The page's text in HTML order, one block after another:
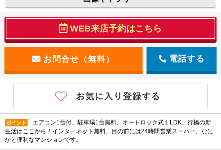
WEB来店予約はこちら
電話する
ポイント
エアコン1台付、駐車場1台無料、オートロック式１LDK、行橋の新
生活はここから！インターネット無料、目の前には24時間営業スーパー、なに
かと便利なマンションです。